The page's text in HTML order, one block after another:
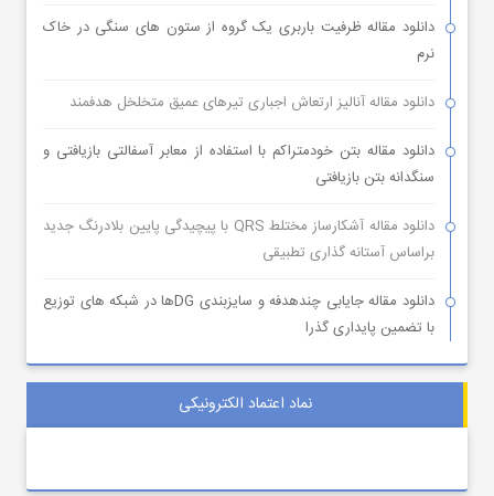
دانلود مقاله ظرفیت باربری یک گروه از ستون های سنگی در خاک
نرم
دانلود مقاله آنالیز ارتعاش اجباری تیرهای عمیق متخلخل هدفمند
دانلود مقاله بتن خودمتراکم با استفاده از معابر آسفالتی بازیافتی و
سنگدانه بتن بازیافتی
دانلود مقاله آشکارساز مختلط QRS با پیچیدگی پایین بلادرنگ جدید
براساس آستانه گذاری تطبیقی
دانلود مقاله جایابی چندهدفه و سایزبندی DGها در شبکه های توزیع
با تضمین پایداری گذرا
نماد اعتماد الکترونیکی